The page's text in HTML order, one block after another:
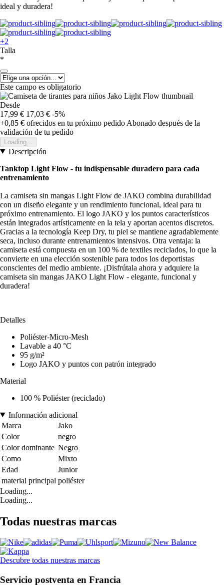
ideal y duradera!
+2
Talla
*
Este campo es obligatorio
Desde
17,99 € 17,03 € -5%
+0,85 € ofrecidos en tu próximo pedido Abonado después de la
validación de tu pedido
Loading...
Descripción
Tanktop Light Flow - tu indispensable duradero para cada
entrenamiento
La camiseta sin mangas Light Flow de JAKO combina durabilidad
con un diseño elegante y un rendimiento funcional, ideal para tu
próximo entrenamiento. El logo JAKO y los puntos característicos
están integrados artísticamente en la tela y aportan acentos discretos.
Gracias a la tecnología Keep Dry, tu piel se mantiene agradablemente
seca, incluso durante entrenamientos intensivos. Otra ventaja: la
camiseta está compuesta en un 100 % de textiles reciclados, lo que la
convierte en una elección sostenible para todos los deportistas
conscientes del medio ambiente. ¡Disfrútala ahora y adquiere la
camiseta sin mangas JAKO Light Flow - elegante, funcional y
duradera!
Detalles
Poliéster-Micro-Mesh
Lavable a 40 °C
95 g/m²
Logo JAKO y puntos con patrón integrado
Material
100 % Poliéster (reciclado)
Información adicional
Marca
Jako
Color
negro
Color dominante Negro
Como
Mixto
Edad
Junior
material principal poliéster
Loading...
Loading...
Todas nuestras marcas
Descubre todas nuestras marcas
Servicio postventa en Francia